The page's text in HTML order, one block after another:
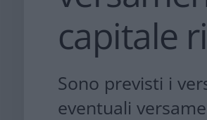
capitale
Sono previsti i
eventuali